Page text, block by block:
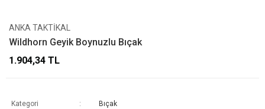
ANKA TAKTIKAL
Wildhorn Geyik Boynuzlu Bıçak
1.904,34 TL
Kategori
Bıçak